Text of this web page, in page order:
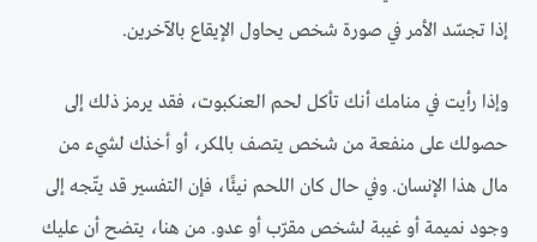
إذا تجسّد الأمر في صورة شخص يحاول الإيقاع بالآخرين.
وإذا رأيت في منامك أنك تأكل لحم العنكبوت، فقد يرمز ذلك إلى
حصولك على منفعة من شخص يتصف بالمكر، أو أخذك لشيء من
مال هذا الإنسان. وفي حال كان اللحم نيئًا، فإن التفسير قد يتّجه إلى
وجود نميمة أو غيبة لشخص مقرّب أو عدو. من هنا، يتضح أن عليك